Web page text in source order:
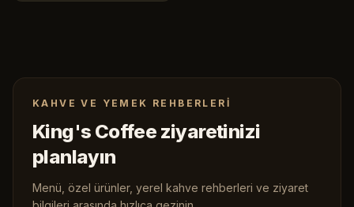
KAHVE VE YEMEK REHBERLERI
King's Coffee ziyaretinizi
planlayın
Menü, özel ürünler, yerel kahve rehberleri ve ziyaret